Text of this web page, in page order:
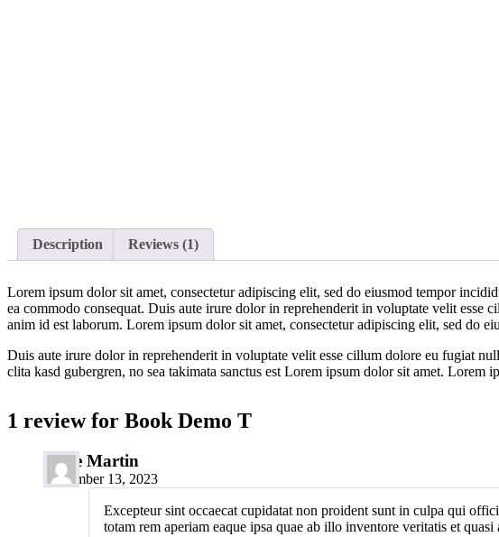
Description Reviews (1)
Lorem ipsum dolor sit amet, consectetur adipiscing elit, sed do eiusmod tempor
ea commodo consequat. Duis aute irure dolor in reprehenderit in voluptate velit
anim id est laborum. Lorem ipsum dolor sit amet, consectetur adipiscing elit, sed do
Duis aute irure dolor in reprehenderit in voluptate velit esse cillum dolore eu fugiat
clita kasd gubergren, no sea takimata sanctus est Lorem ipsum dolor sit amet.
1 review for Book Demo T
Steve Martin
November 13, 2023
Excepteur sint occaecat cupidatat non proident sunt in culpa qui
totam rem aperiam eaque ipsa quae ab illo inventore veritatis et quasi